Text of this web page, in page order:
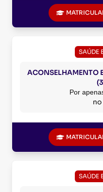
SAÚDE
ACONSELHAMENTO
Por
SAÚDE